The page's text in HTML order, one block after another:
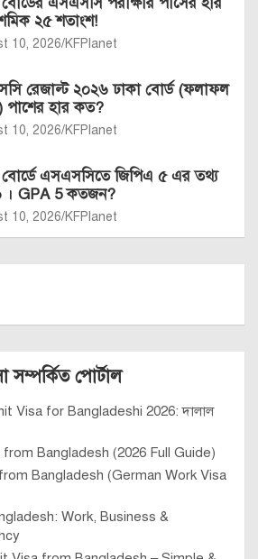
২৫ শতাংশ!
10, 2026 KFPlanet
রেজাল্ট ২০২৬ ঢাকা বোর্ড (ফলাফল
পাশের হার কত?
10, 2026 KFPlanet
এসএসসিতে জিপিএ ৫ এর তথ্য
। GPA 5 কতজন?
10, 2026 KFPlanet
পোর্টাল
Visa for Bangladeshi 2026: দালাল
Bangladesh (2026 Full Guide)
Bangladesh (German Work Visa
Work, Business &